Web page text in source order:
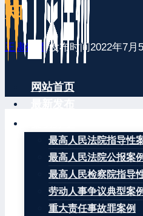
网站首页
最高人民法院指导性
最高人民法院公报案例
最高人民检察院指导
劳动人事争议典型案例
重大责任事故罪案例
知
王康律师 发布时间2022年7月
做好行政执法与刑事司
案件的规定》施行以来
济秩序和社会管理秩序
出。为了加强行政执法